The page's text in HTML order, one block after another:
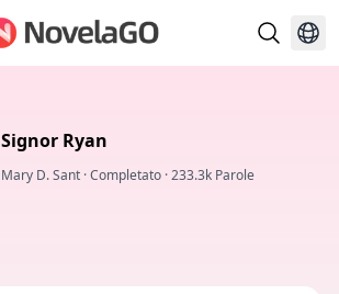
Signor Ryan
Mary D. Sant ·Completato ·233.3k Parole